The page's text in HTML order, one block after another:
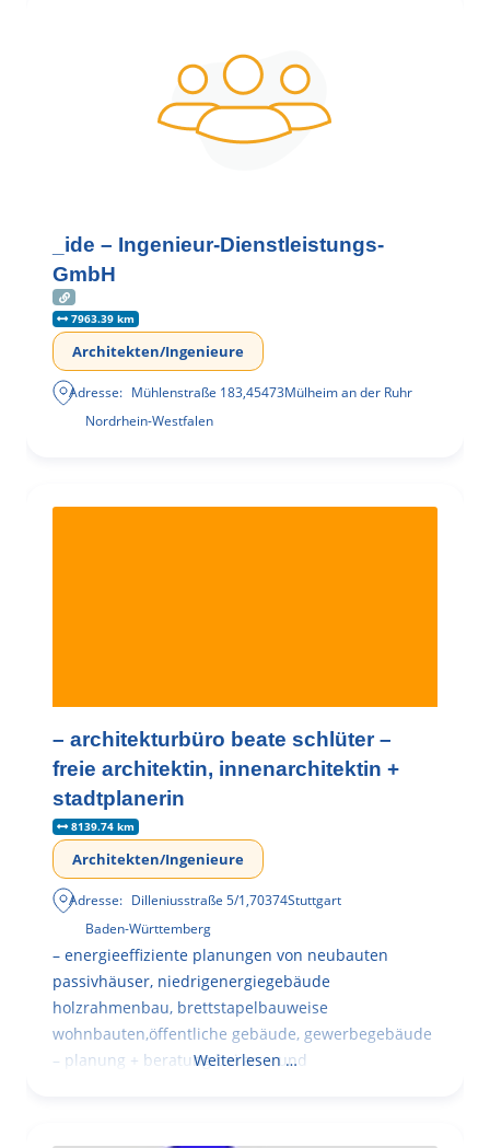
_ide – Ingenieur-Dienstleistungs-
GmbH
7963.39 km
Architekten/Ingenieure
Adresse: Mühlenstraße 183,45473Mülheim an der Ruhr
Nordrhein-Westfalen
– architekturbüro beate schlüter –
freie architektin, innenarchitektin +
stadtplanerin
8139.74 km
Architekten/Ingenieure
Adresse: Dilleniusstraße 5/1,70374Stuttgart
Baden-Württemberg
– energieeffiziente planungen von neubauten
passivhäuser, niedrigenergiegebäude
holzrahmenbau, brettstapelbauweise
wohnbauten,öffentliche gebäude, gewerbegebäude
– planung + beratung bei an – und
Weiterlesen …